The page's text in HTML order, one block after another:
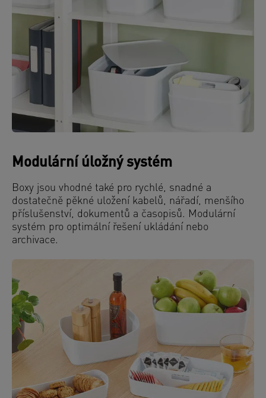
Modulární úložný systém
Boxy jsou vhodné také pro rychlé, snadné a
dostatečně pěkné uložení kabelů, nářadí, menšího
příslušenství, dokumentů a časopisů. Modulární
systém pro optimální řešení ukládání nebo
archivace.